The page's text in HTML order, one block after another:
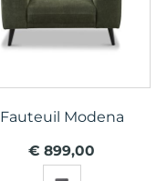
Fauteuil Modena
€ 899,00